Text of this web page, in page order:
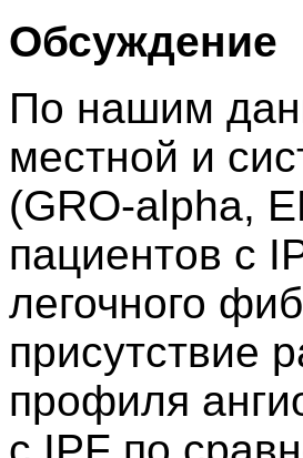
Обсуждение
По нашим
местной и
(GRO-alpha,
пациентов с
легочного
присутствие
профиля